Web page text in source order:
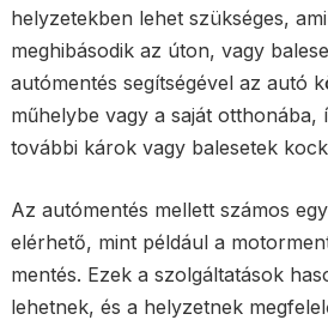
helyzetekben lehet szükséges,
meghibásodik az úton, vagy
autómentés segítségével az autó
műhelybe vagy a saját otthonába,
további károk vagy balesetek
Az autómentés mellett számos
elérhető, mint például a
mentés. Ezek a szolgáltatások
lehetnek, és a helyzetnek